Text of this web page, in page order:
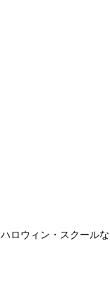
ハロウィン・スクール